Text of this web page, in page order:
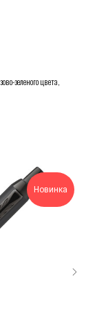
зеленого цвета,
Новинка